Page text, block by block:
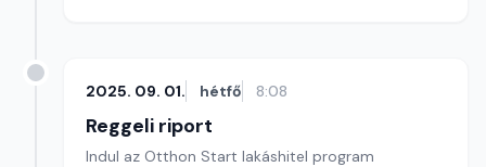
2025. 09. 01. hétfő 8:08
Reggeli riport
Indul az Otthon Start lakáshitel program